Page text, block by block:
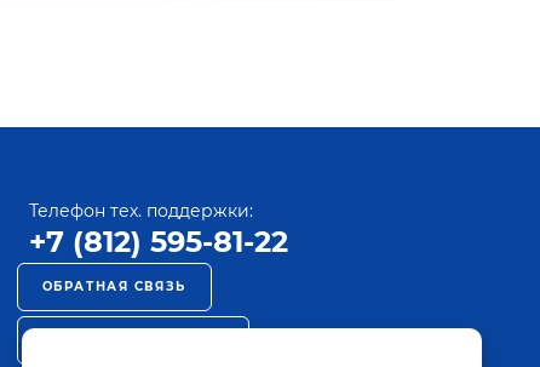
Телефон тех. поддержки:
+7 (812) 595-81-22
ОБРАТНАЯ СВЯЗЬ